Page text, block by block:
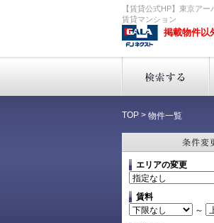
【賃貸公式HP】東京ア
賃貸マンション
掲載物件以
TOP > 物件一覧
エリアの変更
賃料
～